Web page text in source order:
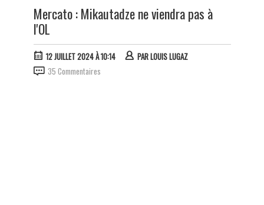
Mercato : Mikautadze ne viendra pas à
l'OL
12 JUILLET 2024 À 10:14 PARLOUIS LUGAZ
35 Commentaires